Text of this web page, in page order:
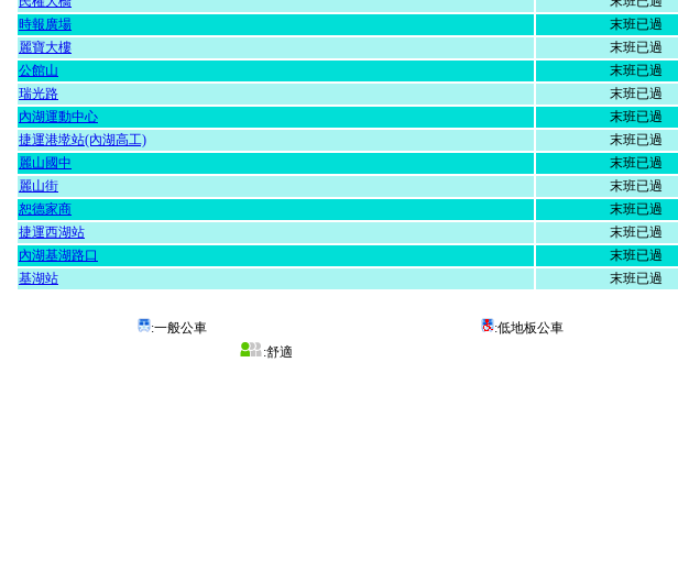
時報廣場
末班已過
麗寶大樓
末班已過
公館山
末班已過
瑞光路
末班已過
內湖運動中心
末班已過
捷運港墘站(內湖高工)
末班已過
麗山國中
末班已過
麗山街
末班已過
恕德家商
末班已過
捷運西湖站
末班已過
內湖基湖路口
末班已過
基湖站
末班已過
:一般公車 :低地板公車
:舒適